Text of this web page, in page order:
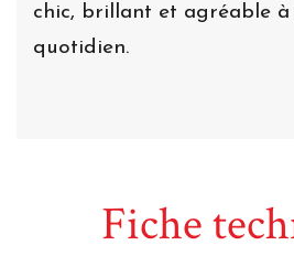
chic, brillant et agréable
quotidien.
Fiche